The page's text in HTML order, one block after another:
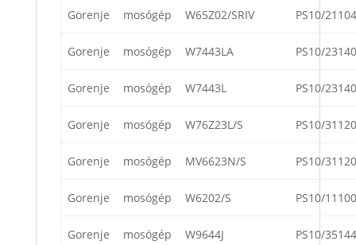
Gorenje mosógép W65Z02/SRIV PS10/21104
Gorenje mosógép W7443LA PS10/23140
Gorenje mosógép W7443L PS10/23140
Gorenje mosógép W76Z23L/S PS10/31120
Gorenje mosógép MV6623N/S PS10/31120
Gorenje mosógép W6202/S PS10/11100
Gorenje mosógép W9644J PS10/35144